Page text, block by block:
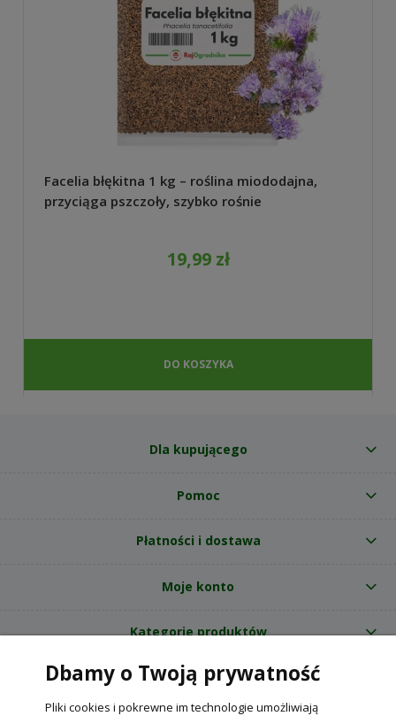
Facelia błękitna 1 kg – roślina miododajna,
przyciąga pszczoły, szybko rośnie
19,99 zł
DO KOSZYKA
Dla kupującego
Pomoc
Płatności i dostawa
Moje konto
Kategorie produktów
O nas
Dbamy o Twoją prywatność
Pliki cookies i pokrewne im technologie umożliwiają